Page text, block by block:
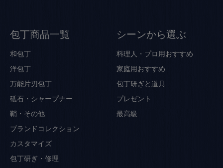
包丁商品一覧
和包丁
洋包丁
万能片刃包丁
砥石・シャープナー
鞘・その他
ブランドコレクション
カスタマイズ
包丁研ぎ・修理
シーンから選ぶ
料理人・プロ用おすすめ
家庭用おすすめ
包丁研ぎと道具
プレゼント
最高級